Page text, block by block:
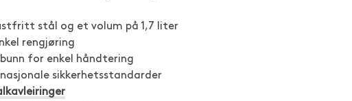
stål og et volum på 1,7 liter
rengjøring
for enkel håndtering
sikkerhetsstandarder